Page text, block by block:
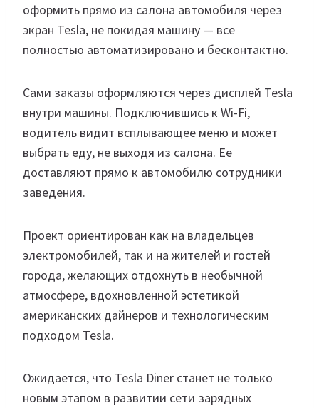
оформить прямо из салона автомобиля через
экран Tesla, не покидая машину — все
полностью автоматизировано и бесконтактно.
Сами заказы оформляются через дисплей Tesla
внутри машины. Подключившись к Wi-Fi,
водитель видит всплывающее меню и может
выбрать еду, не выходя из салона. Ее
доставляют прямо к автомобилю сотрудники
заведения.
Проект ориентирован как на владельцев
электромобилей, так и на жителей и гостей
города, желающих отдохнуть в необычной
атмосфере, вдохновленной эстетикой
американских дайнеров и технологическим
подходом Tesla.
Ожидается, что Tesla Diner станет не только
новым этапом в развитии сети зарядных